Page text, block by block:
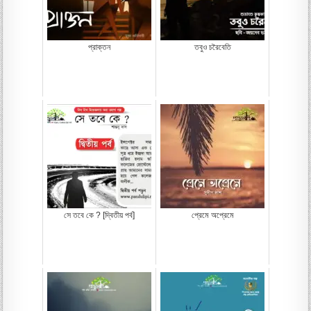
প্রাক্তন তবুও চরৈবেতি
সে তবে কে ? [দ্বিতীয় পর্ব] প্রেমে অপ্রেমে